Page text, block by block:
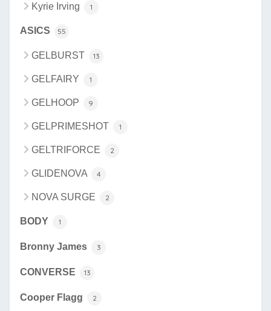
Kyrie Irving 1
ASICS 55
GELBURST 13
GELFAIRY 1
GELHOOP 9
GELPRIMESHOT 1
GELTRIFORCE 2
GLIDENOVA 4
NOVA SURGE 2
BODY 1
Bronny James 3
CONVERSE 13
Cooper Flagg 2